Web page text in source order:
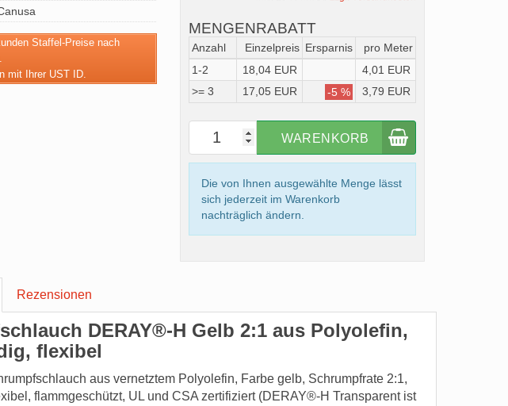
Staffel-Preise nach
mit Ihrer UST ID.
MENGENRABATT
Anzahl Einzelpreis Ersparnis
pro Meter
1-2
18,04 EUR
4,01 EUR
>= 3
17,05 EUR -5 % 3,79 EUR
WARENKORB
Die von Ihnen ausgewählte Menge lässt
sich jederzeit im Warenkorb
nachträglich ändern.
Rezensionen
DERAY®-H Gelb 2:1 aus Polyolefin,
flexibel
aus vernetztem Polyolefin, Farbe gelb, Schrumpfrate 2:1,
flammgeschützt, UL und CSA zertifiziert (DERAY®-H Transparent ist